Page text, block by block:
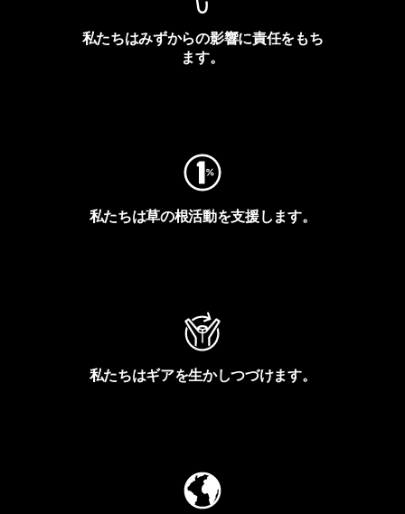
私たちはみずからの影響に責任をもち
ます。
私たちは草の根活動を支援します。
私たちはギアを生かしつづけます。